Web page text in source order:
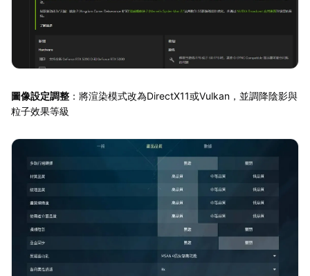
圖像設定調整 ：將渲染模式改為DirectX11或Vulkan，並調降陰影與
粒子效果等級